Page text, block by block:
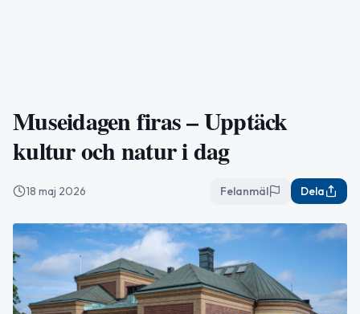
Museidagen firas – Upptäck
kultur och natur i dag
18 maj 2026 Felanmäl Dela